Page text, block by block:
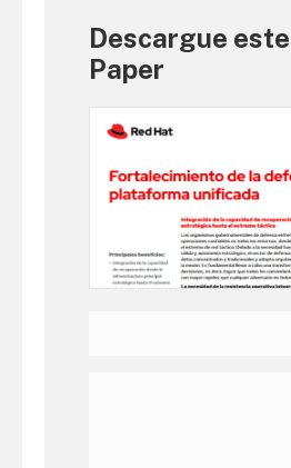
Descargue
Paper